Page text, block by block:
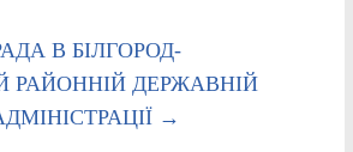
В БІЛГОРОД-
РАЙОННІЙ ДЕРЖАВНІЙ
→